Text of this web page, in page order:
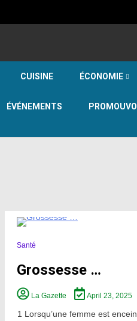
CUISINE ÉCONOMIE
ÉVÉNEMENTS
Santé
Grossesse …
La Gazette April 23, 2025
1 Lorsqu’une femme est